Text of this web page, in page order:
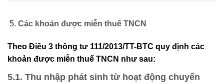
Các khoản được miễn thuế TNCN
Theo Điều 3 thông tư 111/2013/TT-BTC quy định các
khoản được miễn thuế TNCN như sau:
5.1. Thu nhập phát sinh từ hoạt động chuyển